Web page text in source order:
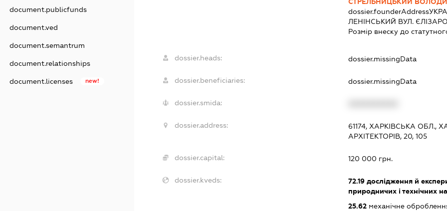
document.publicfunds
document.ved
document.semantrum
document.relationships
document.licenses new!
СТРЕЛЬНИЦЬКИЙ
dossier.founderAddress
ЛЕНІНСЬКИЙ ВУЛ.
Розмір внеску до
dossier.heads: dossier.missingData
dossier.beneficiaries: dossier.missingData
dossier.smida:
dossier.address:
61174, ХАРКІВСЬКА ОБЛ.,
АРХІТЕКТОРІВ, 20, 105
dossier.capital: 120 000 грн.
dossier.kveds: 72.19дослідження й
природничих і технічних
25.62механічне